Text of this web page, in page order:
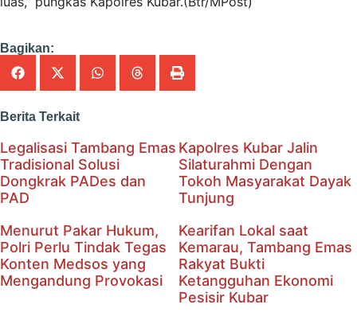
Bagikan:
Berita Terkait
Legalisasi Tambang Emas
Tradisional Solusi
Dongkrak PADes dan
PAD
Kapolres Kubar Jalin
Silaturahmi Dengan
Tokoh Masyarakat Dayak
Tunjung
Menurut Pakar Hukum,
Polri Perlu Tindak Tegas
Konten Medsos yang
Mengandung Provokasi
Kearifan Lokal saat
Kemarau, Tambang Emas
Rakyat Bukti
Ketangguhan Ekonomi
Pesisir Kubar